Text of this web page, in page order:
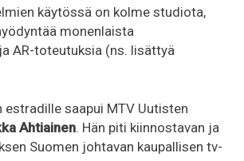
käytössä on kolme studiota,
monenlaista
AR-toteutuksia (ns. lisättyä
estradille saapui MTV Uutisten
Ahtiainen. Hän piti kiinnostavan ja
Suomen johtavan kaupallisen tv-